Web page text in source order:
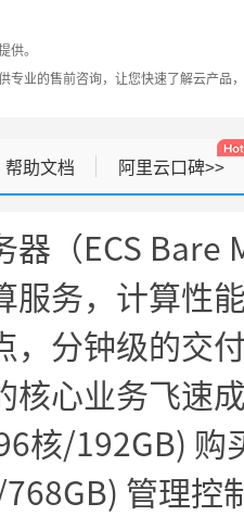
。
专业的售前咨询，让您快速了解云产品
帮助文档 阿里云口碑>>
器（ECS
服务，计算性
，分钟级的交
核心业务飞速
核/192GB)
管理控